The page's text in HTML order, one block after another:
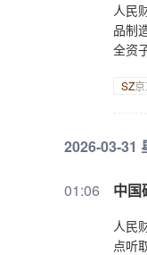
美菱
造基
物临
日
人民
品制
全资
SZ
2026-03-31
01:06 中国
人民
点听